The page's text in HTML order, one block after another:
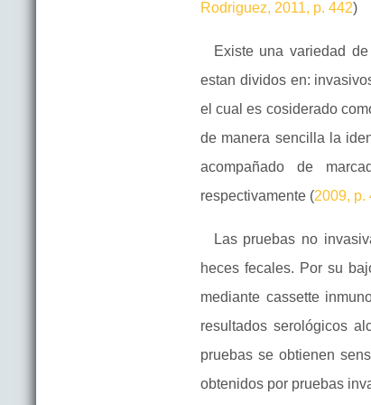
Rodriguez, 2011, p. 442)
Existe una variedad
estan dividos en:
el cual es cosiderado
de manera sencilla la
acompañado de
respectivamente (2009, p.
Las pruebas no
heces fecales. Por su
mediante cassette
resultados serológicos
pruebas se obtienen
obtenidos por pruebas